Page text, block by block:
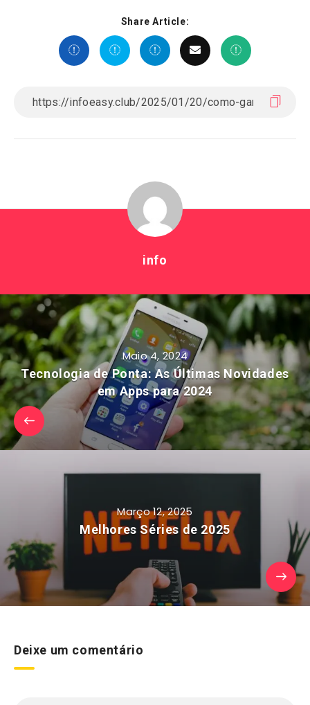
Share Article:
info
Maio 4, 2024
Tecnologia de Ponta: As Últimas Novidades
em Apps para 2024
Março 12, 2025
Melhores Séries de 2025
Deixe um comentário